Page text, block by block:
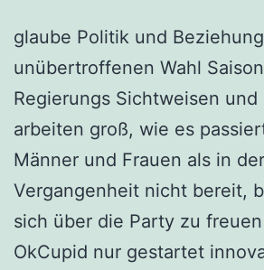
glaube Politik und
unübertroffenen Wahl
Regierungs Sichtweisen und
arbeiten groß, wie es
Männer und Frauen als in der
Vergangenheit nicht bereit,
sich über die Party zu
OkCupid nur gestartet